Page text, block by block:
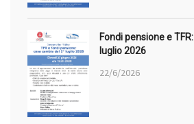
Fondi pensione e
luglio 2026
22/6/2026